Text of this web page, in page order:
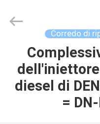
CASA
PRODOTTI
Auto
Corredo di
diesel di
=